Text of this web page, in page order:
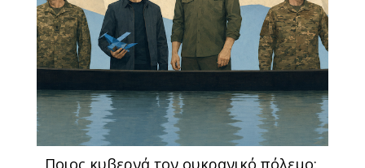
Ποιος κυβερνά τον ουκρανικό πόλεμο;